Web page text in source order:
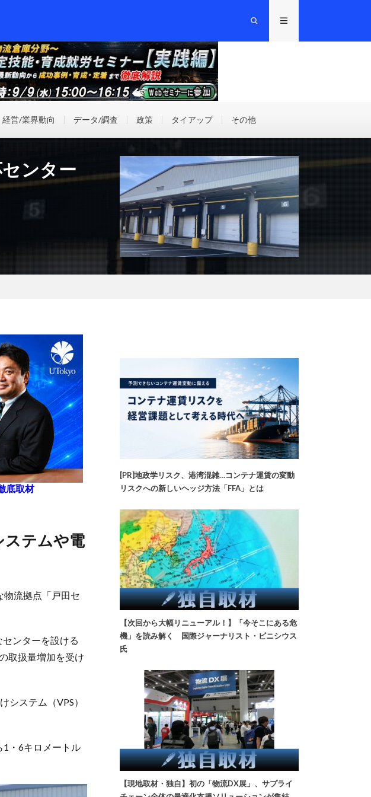
経営/業界動向 データ/調査 政策 タイアップ その他
ンター
底取材
物流拠点「戸田セ
ンターを設ける
取扱量増加を受け
ステム（VPS）
1・6キロメートル
[PR]地政学リスク、港湾混雑…コンテナ運賃の変動
リスクへの新しいヘッジ方法「FFA」とは
【次回から大幅リニューアル！】「今そこにある危
機」を読み解く 国際ジャーナリスト・ビニシウス
氏
【現地取材・独自】初の「物流DX展」、サプライ